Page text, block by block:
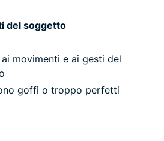
del soggetto
movimenti e ai gesti del
goffi o troppo perfetti